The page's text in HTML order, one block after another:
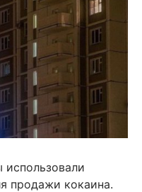
использовали
продажи кокаина.